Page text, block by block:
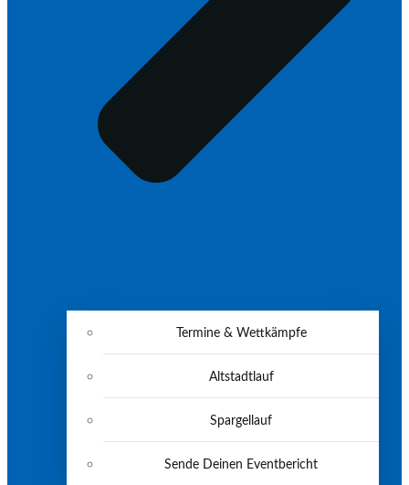
Termine & Wettkämpfe
Altstadtlauf
Spargellauf
Sende Deinen Eventbericht